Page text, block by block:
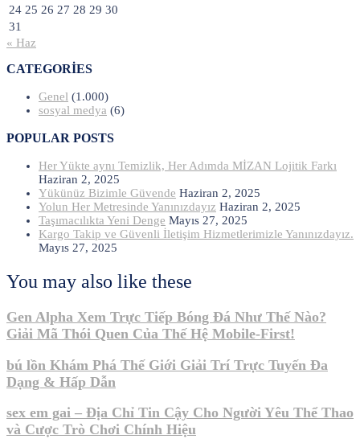
24 25 26 27 28 29 30
31
« Haz
CATEGORIES
Genel (1.000)
sosyal medya (6)
POPULAR POSTS
Her Yükte aynı Temizlik, Her Adımda MİZAN Lojitik Farkı
Haziran 2, 2025
Yükünüz Bizimle Güvende Haziran 2, 2025
Yolun Her Metresinde Yanınızdayız Haziran 2, 2025
Taşımacılıkta Yeni Denge Mayıs 27, 2025
Kargo Takip ve Güvenli İletişim Hizmetlerimizle Yanınızdayız.
Mayıs 27, 2025
You may also like these
Gen Alpha Xem Trực Tiếp Bóng Đá Như Thế Nào?
Giải Mã Thói Quen Của Thế Hệ Mobile-First!
bú lồn Khám Phá Thế Giới Giải Trí Trực Tuyến Đa
Dạng & Hấp Dẫn
sex em gai – Địa Chỉ Tin Cậy Cho Người Yêu Thể Thao
và Cược Trò Chơi Chính Hiệu